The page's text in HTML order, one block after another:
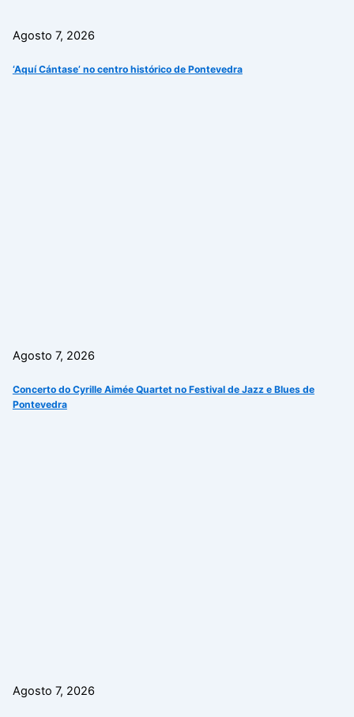
Agosto 7, 2026
‘Aquí Cántase’ no centro histórico de Pontevedra
Agosto 7, 2026
Concerto do Cyrille Aimée Quartet no Festival de Jazz e Blues de
Pontevedra
Agosto 7, 2026